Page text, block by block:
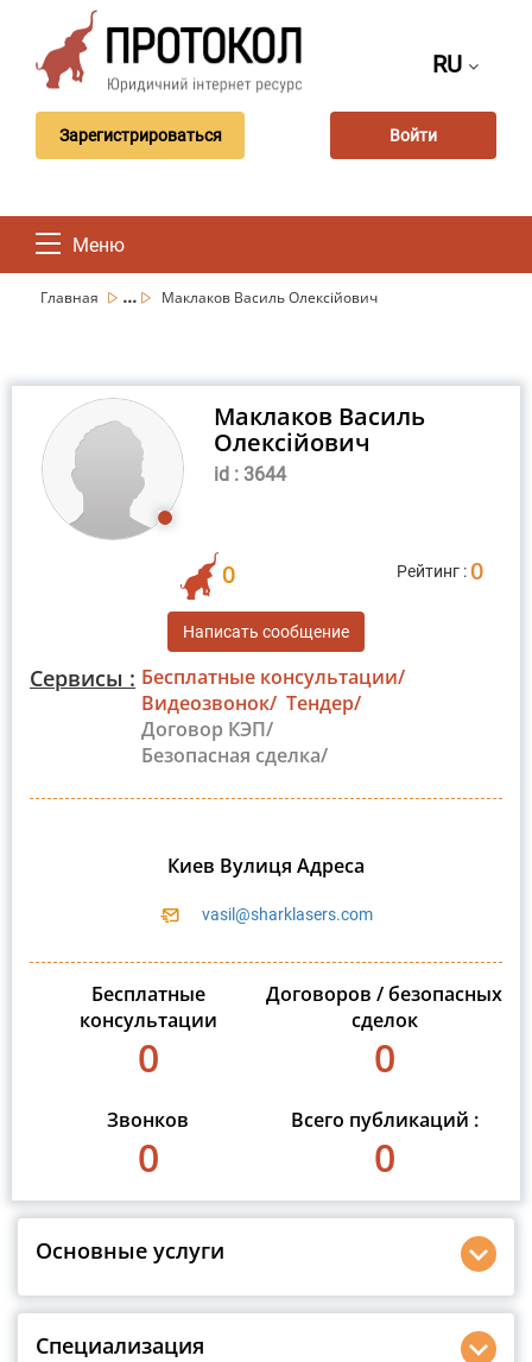
RU
Зарегистрироваться Войти
Меню
Главная ... Маклаков Василь Олексійович
Маклаков Василь
Олексійович
id : 3644
0 Рейтинг : 0
Написать сообщение
Сервисы : Бесплатные консультации/
Видеозвонок/ Тендер/
Договор КЭП/
Безопасная сделка/
Киев Вулиця Адреса
vasil@sharklasers.com
Бесплатные
консультации
0
Звонков
0
Договоров / безопасных
сделок
0
Всего публикаций :
0
Основные услуги
Специализация